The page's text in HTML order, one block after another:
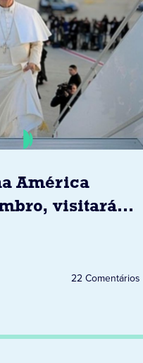
América
visitará
22 Comentários